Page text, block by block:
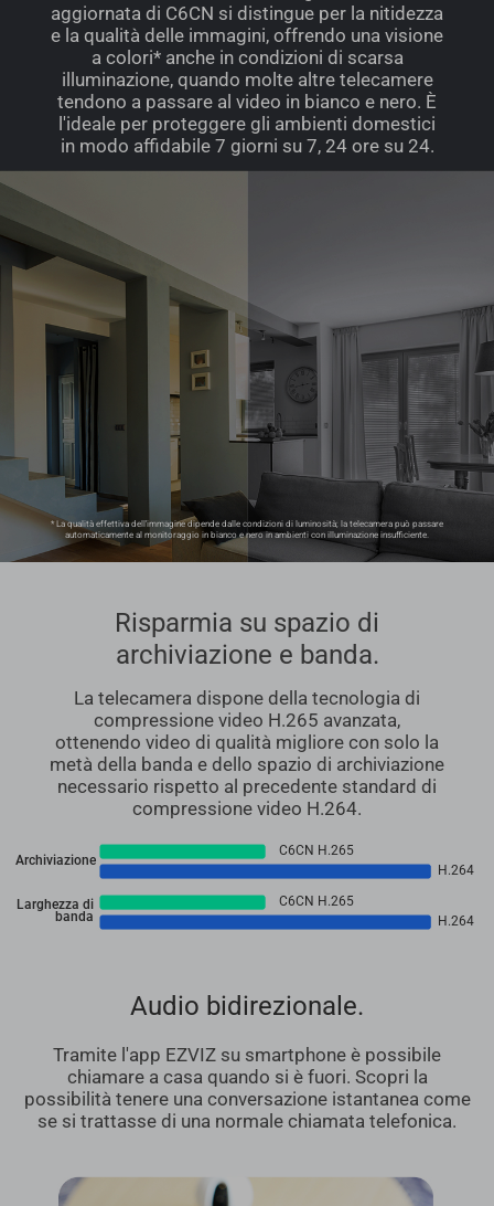
aggiornata di C6CN si distingue per la nitidezza
e la qualità delle immagini, offrendo una visione
a colori* anche in condizioni di scarsa
illuminazione, quando molte altre telecamere
tendono a passare al video in bianco e nero. È
l'ideale per proteggere gli ambienti domestici
in modo affidabile 7 giorni su 7, 24 ore su 24.
* La qualità effettiva dell'immagine dipende dalle condizioni di luminosità; la telecamera può passare
automaticamente al monitoraggio in bianco e nero in ambienti con illuminazione insufficiente.
Risparmia su spazio di
archiviazione e banda.
La telecamera dispone della tecnologia di
compressione video H.265 avanzata,
ottenendo video di qualità migliore con solo la
metà della banda e dello spazio di archiviazione
necessario rispetto al precedente standard di
compressione video H.264.
H.264
Larghezza di
banda
C6CN H.265
H.264
C6CN H.265
Archiviazione
Audio bidirezionale.
Tramite l'app EZVIZ su smartphone è possibile
chiamare a casa quando si è fuori. Scopri la
possibilità tenere una conversazione istantanea come
se si trattasse di una normale chiamata telefonica.